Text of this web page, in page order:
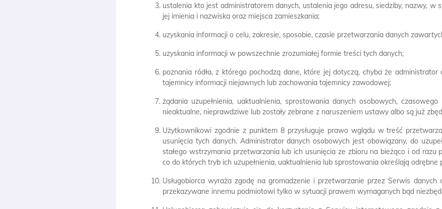
ustalenia kto jest administratorem danych, ustalenia jego adresu, siedziby, nazwy,
jej imienia i nazwiska oraz miejsca zamieszkania;
uzyskania informacji o celu, zakresie, sposobie, czasie przetwarzania danych
uzyskania informacji w powszechnie zrozumiałej formie treści tych danych;
poznania ródła, z którego pochodzą dane, które jej dotyczą, chyba że
tajemnicy informacji niejawnych lub zachowania tajemnicy zawodowej;
żądania uzupełnienia, uaktualnienia, sprostowania danych osobowych,
nieaktualne, nieprawdziwe lub zostały zebrane z naruszeniem ustawy albo są już
Użytkownikowi zgodnie z punktem 8 przysługuje prawo wglądu w treść
usunięcia tych danych. Administrator danych osobowych jest obowiązany, do
stałego wstrzymania przetwarzania lub ich usunięcia ze zbioru na bieżąco i od razu
co do których tryb ich uzupełnienia, uaktualnienia lub sprostowania określają
Usługobiorca wyraża zgodę na gromadzenie i przetwarzanie przez Serwis
przekazywane innemu podmiotowi tylko w sytuacji prawem wymaganych bąd